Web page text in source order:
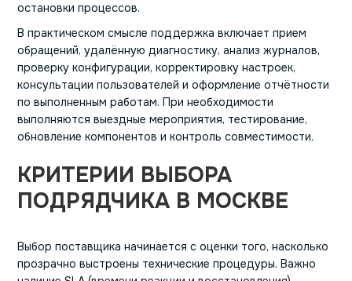
остановки процессов.
В практическом смысле поддержка включает прием
обращений, удалённую диагностику, анализ журналов,
проверку конфигурации, корректировку настроек,
консультации пользователей и оформление отчётности
по выполненным работам. При необходимости
выполняются выездные мероприятия, тестирование,
обновление компонентов и контроль совместимости.
КРИТЕРИИ ВЫБОРА
ПОДРЯДЧИКА В МОСКВЕ
Выбор поставщика начинается с оценки того, насколько
прозрачно выстроены технические процедуры. Важно